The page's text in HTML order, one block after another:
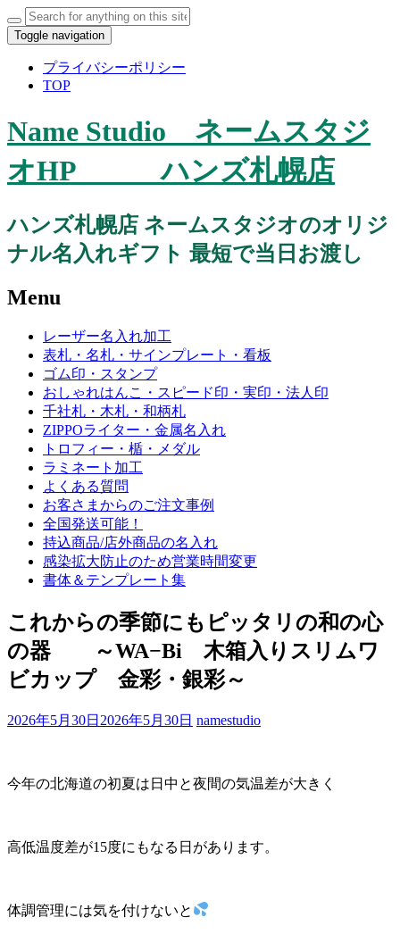
Search
for:
Toggle navigation
プライバシーポリシー
TOP
Name Studio ネームスタジ
オHP ハンズ札幌店
ハンズ札幌店 ネームスタジオのオリジ
ナル名入れギフト 最短で当日お渡し
Menu
Skip
content
レーザー名入れ加工
表札・名札・サインプレート・看板
ゴム印・スタンプ
おしゃれはんこ・スピード印・実印・法人印
千社札・木札・和柄札
ZIPPOライター・金属名入れ
トロフィー・楯・メダル
ラミネート加工
よくある質問
お客さまからのご注文事例
全国発送可能！
持込商品/店外商品の名入れ
感染拡大防止のため営業時間変更
書体＆テンプレート集
これからの季節にもピッタリの和の心
の器 ～WA−Bi 木箱入りスリムワ
ビカップ 金彩・銀彩～
2026年5月30日 2026年5月30日 namestudio
今年の北海道の初夏は日中と夜間の気温差が大きく
高低温度差が15度にもなる日があります。
体調管理には気を付けないと